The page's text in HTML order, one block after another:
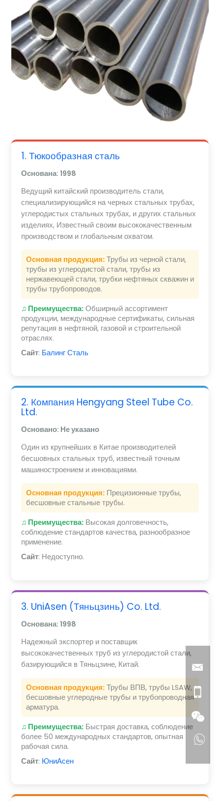
1. Тюкообразная сталь
Основана: 1998
Ведущий китайский производитель стали,
специализирующийся на черных стальных трубах,
углеродистых стальных трубах, и других стальных
изделиях, Известный своим высококачественным
производством и глобальным охватом.
Основная продукция:Трубы из черной стали,
трубы из углеродистой стали, трубы из
нержавеющей стали, трубки нефтяных скважин и
трубы трубопроводов.
♫ Преимущества:Обширный ассортимент
продукции, международные сертификаты, сильная
репутация в нефтяной, газовой и строительной
отраслях.
Сайт: Балинг Сталь
2. Компания Hengyang Steel Tube Co.
Ltd.
Основано: Не указано
Один из крупнейших в Китае производителей
бесшовных стальных труб, известный точным
машиностроением и инновациями.
Основная продукция:Прецизионные трубы,
бесшовные стальные трубы.
♫ Преимущества:Высокая долговечность,
соблюдение стандартов качества, разнообразное
применение.
Сайт: Недоступно.
3. UniAsen (Тяньцзинь) Co. Ltd.
Основана: 1998
Надежный экспортер и поставщик
высококачественных труб из углеродистой стали,
базирующийся в Тяньцзине, Китай.
Основная продукция:Трубы ВПВ, трубы LSAW,
бесшовные углеродные трубы и трубопроводная
арматура.
♫ Преимущества:Быстрая доставка, соблюдение
более 50 международных стандартов, опытная
рабочая сила.
Сайт: ЮниАсен